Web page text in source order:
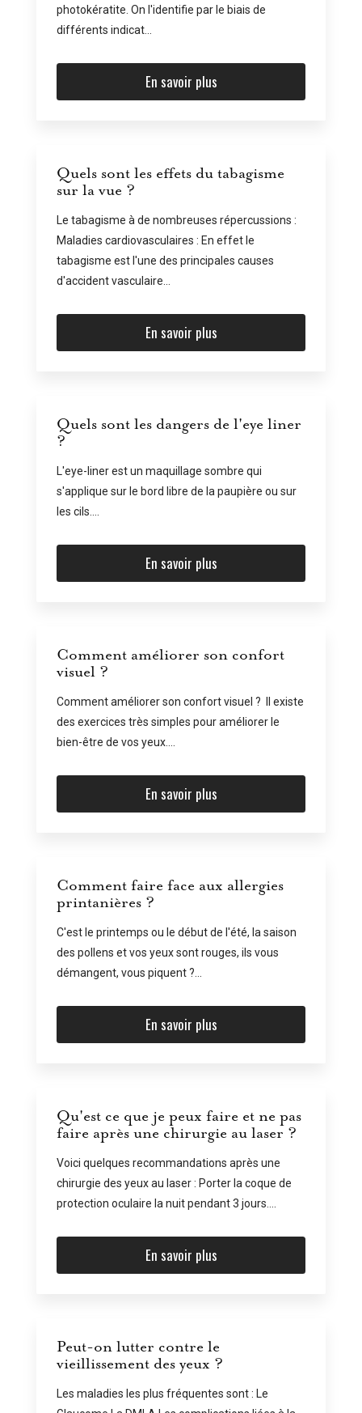
photokératite. On l'identifie par le biais de
différents indicat...
En savoir plus
Quels sont les effets du tabagisme
sur la vue ?
Le tabagisme à de nombreuses répercussions :
Maladies cardiovasculaires : En effet le
tabagisme est l'une des principales causes
d'accident vasculaire...
En savoir plus
Quels sont les dangers de l'eye liner
?
L'eye-liner est un maquillage sombre qui
s'applique sur le bord libre de la paupière ou sur
les cils....
En savoir plus
Comment améliorer son confort
visuel ?
Comment améliorer son confort visuel ? Il existe
des exercices très simples pour améliorer le
bien-être de vos yeux....
En savoir plus
Comment faire face aux allergies
printanières ?
C'est le printemps ou le début de l'été, la saison
des pollens et vos yeux sont rouges, ils vous
démangent, vous piquent ?...
En savoir plus
Qu'est ce que je peux faire et ne pas
faire après une chirurgie au laser ?
Voici quelques recommandations après une
chirurgie des yeux au laser : Porter la coque de
protection oculaire la nuit pendant 3 jours....
En savoir plus
Peut-on lutter contre le
vieillissement des yeux ?
Les maladies les plus fréquentes sont : Le